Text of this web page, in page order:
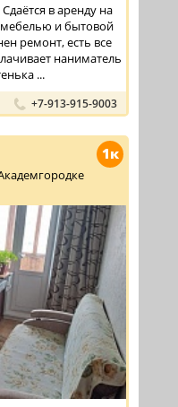
в аренду на
мебелью и бытовой
ремонт, есть все
наниматель
...
+7-913-915-9003
1к